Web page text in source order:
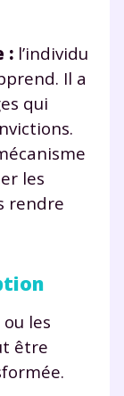
: l’individu
Il a
qui
les
rendre
les
être
?
exercices
pour